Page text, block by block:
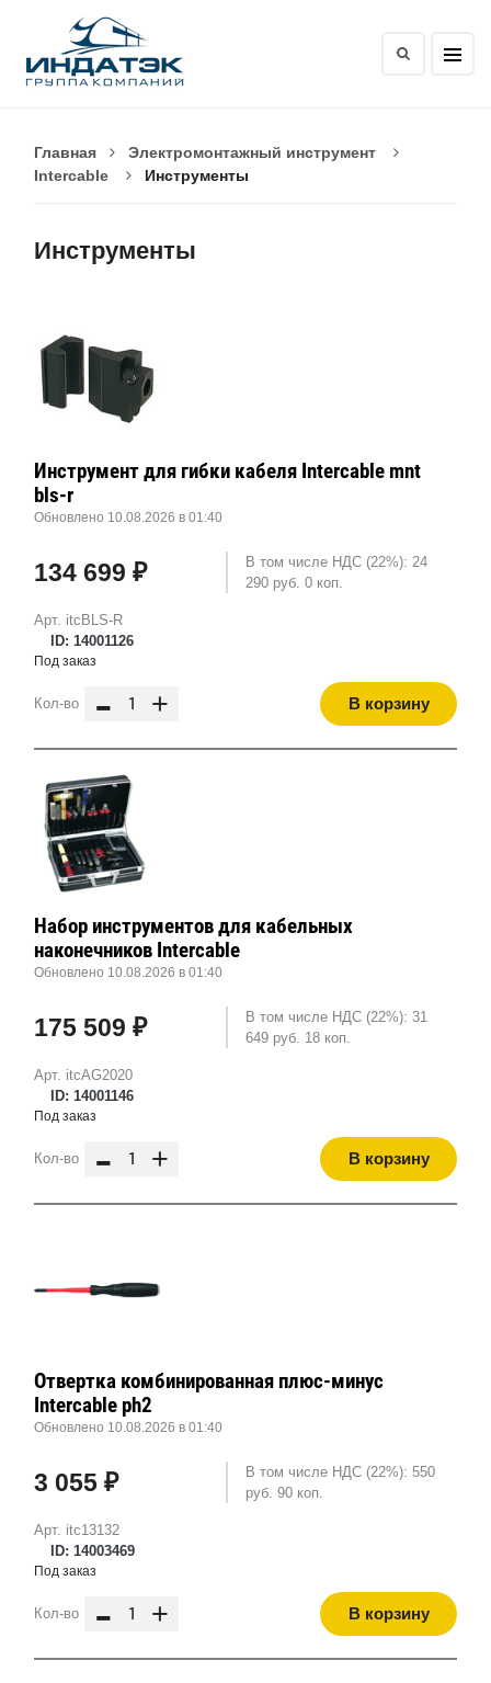
Главная
Электромонтажный инструмент
Intercable
Инструменты
Инструменты
Арт. itcBLS-R
ID: 14001126
Инструмент для гибки кабеля Intercable mnt
bls-r
Обновлено 10.08.2026 в 01:40
134 699 ₽
В том числе НДС (22%): 24
290 руб. 0 коп.
Под заказ
Кол-во - + В корзину
Арт. itcAG2020
ID: 14001146
Набор инструментов для кабельных
наконечников Intercable
Обновлено 10.08.2026 в 01:40
175 509 ₽
В том числе НДС (22%): 31
649 руб. 18 коп.
Под заказ
Кол-во - + В корзину
Арт. itc13132
ID: 14003469
Отвертка комбинированная плюс-минус
Intercable ph2
Обновлено 10.08.2026 в 01:40
3 055 ₽
В том числе НДС (22%): 550
руб. 90 коп.
Под заказ
Кол-во - + В корзину